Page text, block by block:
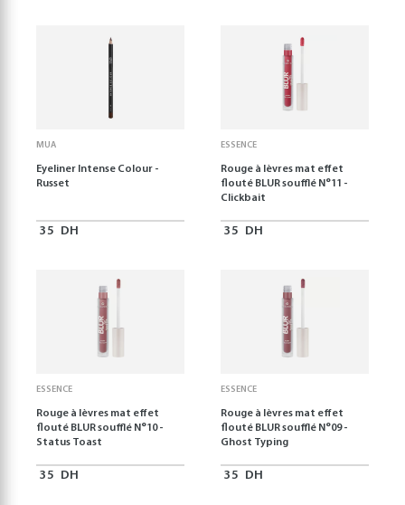
MUA
Eyeliner Intense Colour -
Russet
35 DH
ESSENCE
Rouge à lèvres mat effet
flouté BLUR soufflé N°11 -
Clickbait
35 DH
ESSENCE
Rouge à lèvres mat effet
flouté BLUR soufflé N°10 -
Status Toast
35 DH
ESSENCE
Rouge à lèvres mat effet
flouté BLUR soufflé N°09 -
Ghost Typing
35 DH